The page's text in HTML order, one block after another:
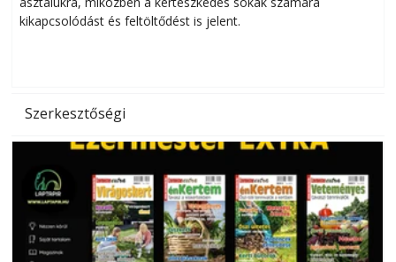
kikapcsolódást és feltöltődést is jelent.
Szerkesztőségi